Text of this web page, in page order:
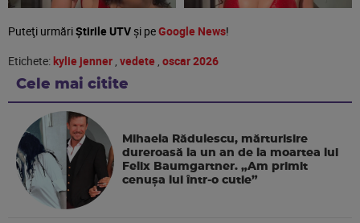
Puteţi urmăriȘtirile UTVşi peGoogle News!
Etichete:kylie jenner vedete oscar 2026
Cele mai citite
Mihaela Rădulescu, mărturisire
dureroasă la un an de la moartea lui
Felix Baumgartner. „Am primit
cenușa lui într-o cutie”